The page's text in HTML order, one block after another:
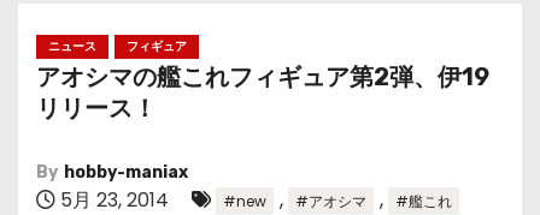
ニュース フィギュア
アオシマの艦これフィギュア第2弾、伊19
リリース！
By hobby-maniax
5月 23, 2014 #new , #アオシマ , #艦これ